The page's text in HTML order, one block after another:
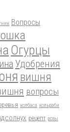
Вопросы
Огурцы
Удобрения
вишня
вопросы
колбаса кольраби
рецепт розы